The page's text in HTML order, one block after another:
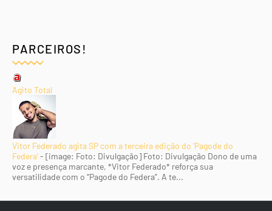
PARCEIROS!
Agito Total
Vitor Federado agita SP com a terceira edição do 'Pagode do
Federa'- [image: Foto: Divulgação] Foto: Divulgação Dono de uma
voz e presença marcante, *Vitor Federado* reforça sua
versatilidade com o “Pagode do Federa”. A te...